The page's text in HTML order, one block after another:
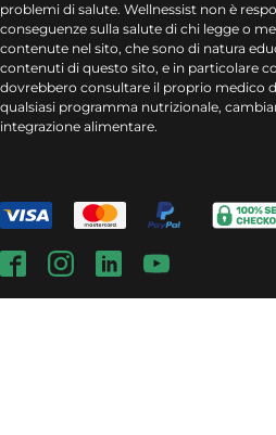
problemi di salute. Wellnessist non è
conseguenze sulla salute di chi legge o
contenute nel sito, che sono di natura
contenuti di questo sito, e in particolare
dovrebbero consultare il proprio medico
qualsiasi programma nutrizionale,
integrazione alimentare.